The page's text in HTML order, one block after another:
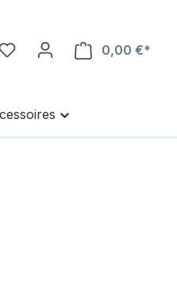
0,00 €*